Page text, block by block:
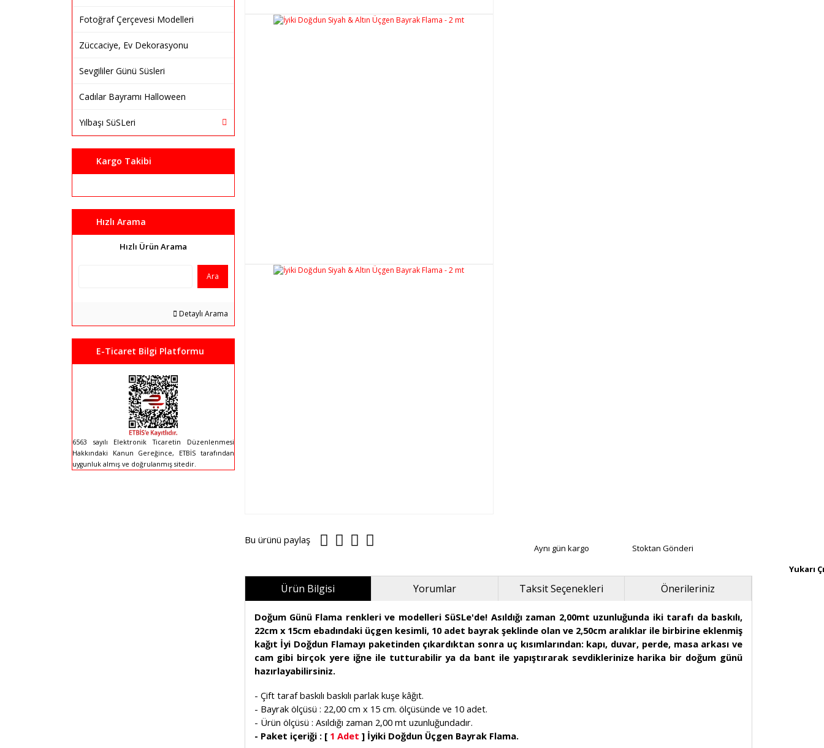
Fotoğraf Çerçevesi Modelleri
Züccaciye, Ev Dekorasyonu
Sevgililer Günü Süsleri
Cadılar Bayramı Halloween
Yılbaşı SüSLeri
Kargo Takibi
Hızlı Arama
Hızlı Ürün Arama
Ara
Detaylı Arama
E-Ticaret Bilgi Platformu
6563 sayılı Elektronik Ticaretin Düzenlenmesi
Hakkındaki Kanun Gereğince, ETBİS tarafından
uygunluk almış ve doğrulanmış sitedir.
Bu ürünü paylaş
Aynı gün kargo Stoktan Gönderi
Ürün Bilgisi Yorumlar Taksit Seçenekleri Önerileriniz
Doğum Günü Flama renkleri ve modelleri SüSLe'de! Asıldığı zaman 2,00mt uzunluğunda iki tarafı da baskılı,
22cm x 15cm ebadındaki üçgen kesimli, 10 adet bayrak şeklinde olan ve 2,50cm aralıklar ile birbirine eklenmiş
kağıt İyi Doğdun Flamayı paketinden çıkardıktan sonra uç kısımlarından: kapı, duvar, perde, masa arkası ve
cam gibi birçok yere iğne ile tutturabilir ya da bant ile yapıştırarak sevdiklerinize harika bir doğum günü
hazırlayabilirsiniz.
- Çift taraf baskılı baskılı parlak kuşe kâğıt.
- Bayrak ölçüsü : 22,00 cm x 15 cm. ölçüsünde ve 10 adet.
- Ürün ölçüsü : Asıldığı zaman 2,00 mt uzunluğundadır.
- Paket içeriği : [ 1 Adet ] İyiki Doğdun Üçgen Bayrak Flama.
Yukarı